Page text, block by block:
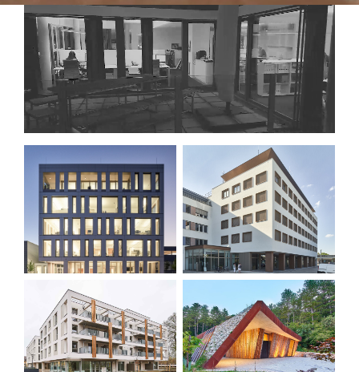
PROJEKTE
TEAM
KONTAKT
IMPRESSUM
DATENSCHUTZERKLÄRUNG